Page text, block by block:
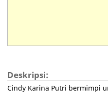
Deskripsi:
Cindy Karina Putri bermimpi